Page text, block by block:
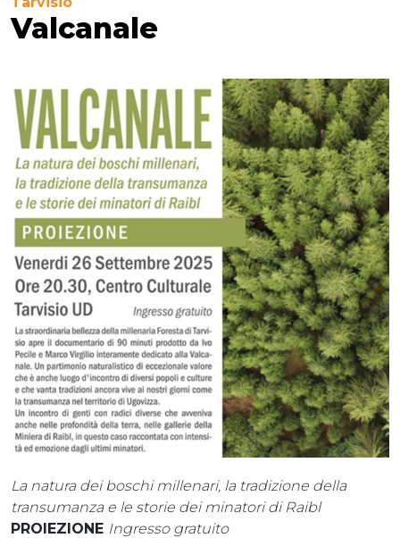
Valcanale
La natura dei boschi millenari, la tradizione della
transumanza e le storie dei minatori di Raibl
PROIEZIONE Ingresso gratuito